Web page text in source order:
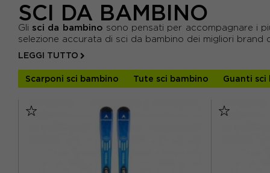
- DA 204 € A 221 €
- DA 221 € A 239 €
- DA 257 € A 275 €
BAMBINO(2)
SI(2)
100 CM (1)
140 CM (1)
SCI DA BAMBINO
Gli sci da bambino sono pensati per accompagnare i
selezione accurata di sci da bambino dei migliori
LEGGI TUTTO
Scarponi sci bambino Tute sci bambino Guanti sci